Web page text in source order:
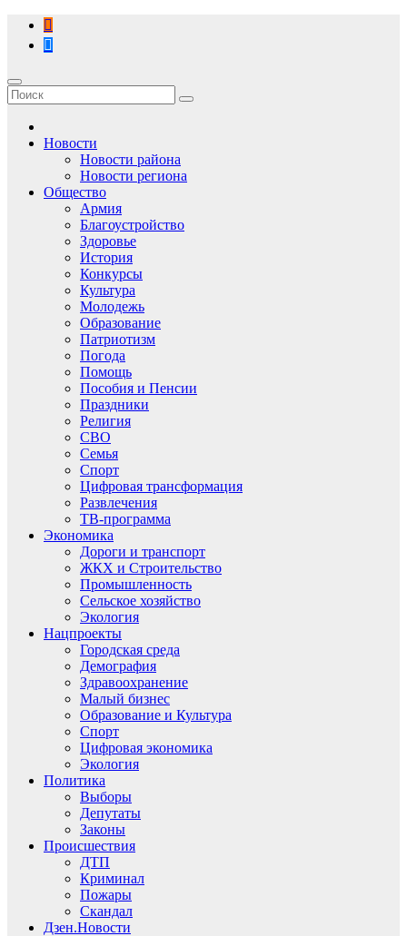
Перейти
содержимому
Новости
Новости района
Новости региона
Общество
Армия
Благоустройство
Здоровье
История
Конкурсы
Культура
Молодежь
Образование
Патриотизм
Погода
Помощь
Пособия и Пенсии
Праздники
Религия
СВО
Семья
Спорт
Цифровая трансформация
Развлечения
ТВ-программа
Экономика
Дороги и транспорт
ЖКХ и Строительство
Промышленность
Сельское хозяйство
Экология
Нацпроекты
Городская среда
Демография
Здравоохранение
Малый бизнес
Образование и Культура
Спорт
Цифровая экономика
Экология
Политика
Выборы
Депутаты
Законы
Происшествия
ДТП
Криминал
Пожары
Скандал
Дзен.Новости